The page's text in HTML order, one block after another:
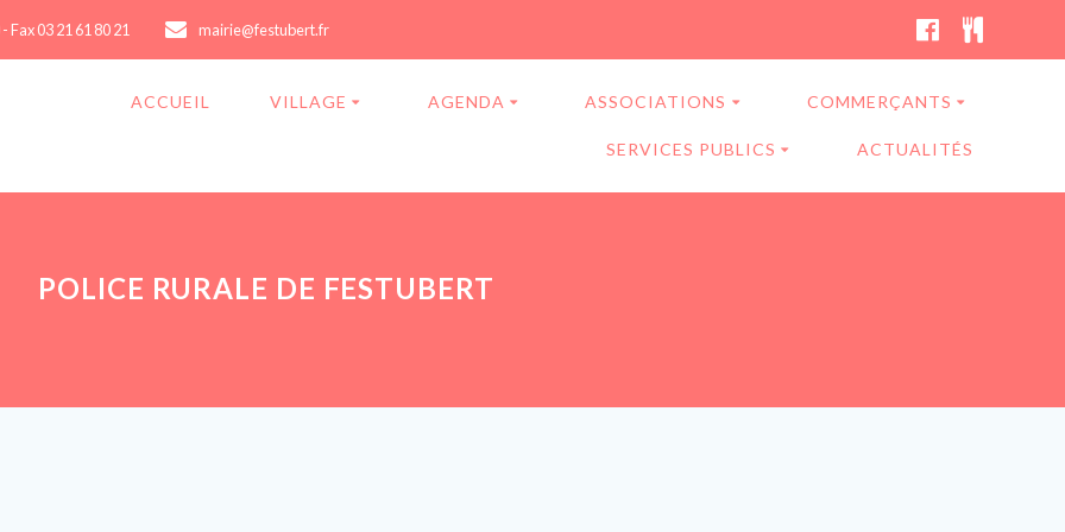
Fax 03 21 61 80 21 mairie@festubert.fr
ACCUEIL VILLAGE AGENDA ASSOCIATIONS COMMERÇANTS
SERVICES PUBLICS ACTUALITÉS
POLICE RURALE DE FESTUBERT